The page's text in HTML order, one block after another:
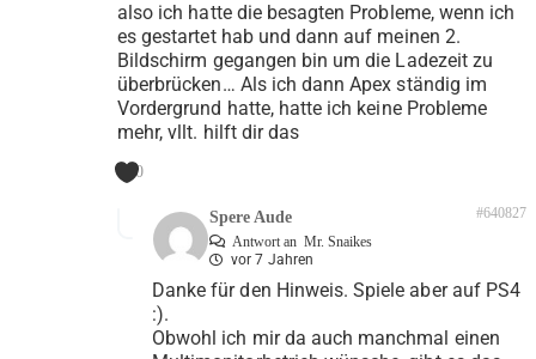
also ich hatte die besagten Probleme, wenn ich
es gestartet hab und dann auf meinen 2.
Bildschirm gegangen bin um die Ladezeit zu
überbrücken… Als ich dann Apex ständig im
Vordergrund hatte, hatte ich keine Probleme
mehr, vllt. hilft dir das
0
Spere Aude
Antwort an Mr. Snaikes
vor 7 Jahren
#640827
Danke für den Hinweis. Spiele aber auf PS4
:).
Obwohl ich mir da auch manchmal einen